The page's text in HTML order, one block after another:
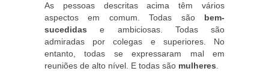
As pessoas descritas acima têm vários
aspectos em comum. Todas são bem-
sucedidas e ambiciosas. Todas são
admiradas por colegas e superiores. No
entanto, todas se expressaram mal em
reuniões de alto nível. E todas são mulheres